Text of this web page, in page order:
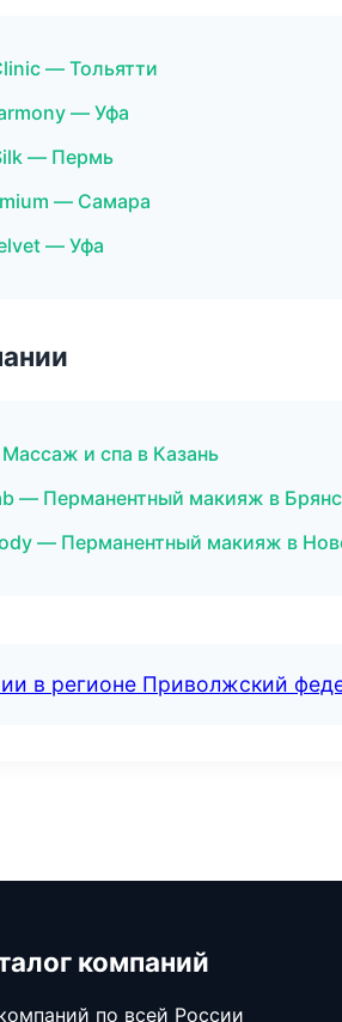
— Тольятти
— Уфа
— Пермь
— Самара
— Уфа
и спа в Казань
— Перманентный макияж в
— Перманентный макияж в
в регионе Приволжский
компаний
по всей России